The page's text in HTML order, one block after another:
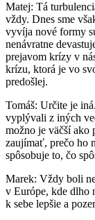
Matej: Tá
vždy. Dnes sme
vyvíja nové formy
nenávratne
prejavom krízy v
krízu, ktorá je vo
predošlej.
Tomáš: Určite je
vyplývali z iných
možno je väčší ako
zaujímať, prečo ho
spôsobuje to, čo
Marek: Vždy boli
v Európe, kde dlho
k sebe lepšie a